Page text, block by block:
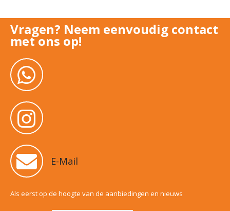
Vragen? Neem eenvoudig contact
met ons op!
E-Mail
Als eerst op de hoogte van de aanbiedingen en nieuws